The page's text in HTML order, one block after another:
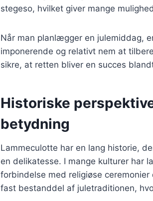
stegeso, hvilket giver mange
Når man planlægger en julemiddag,
imponerende og relativt nem at
sikre, at retten bliver en succes
Historiske
betydning
Lammeculotte har en lang historie,
en delikatesse. I mange kulturer
forbindelse med religiøse
fast bestanddel af juletraditionen,